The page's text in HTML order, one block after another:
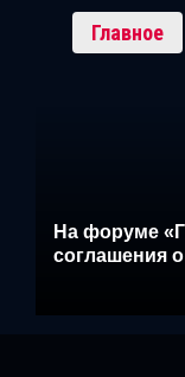
Главное
На форуме
соглашения